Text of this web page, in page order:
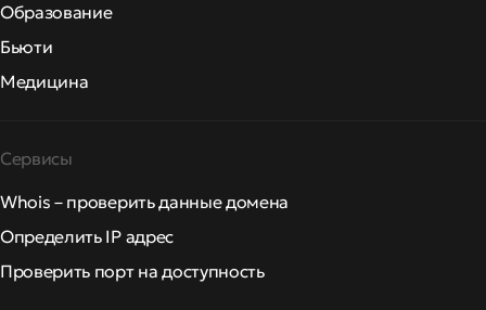
Образование
Бьюти
Медицина
Сервисы
Whois – проверить данные домена
Определить IP адрес
Проверить порт на доступность